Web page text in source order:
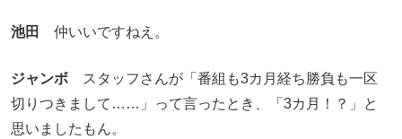
池田 仲いいですねえ。
ジャンボ スタッフさんが「番組も3カ月経ち勝負も一区
切りつきまして……」って言ったとき、「3カ月！？」と
思いましたもん。